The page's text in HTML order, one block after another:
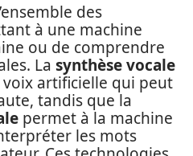
des
à une machine
ou de comprendre
La synthèse vocale
artificielle qui peut
tandis que la
permet à la machine
les mots